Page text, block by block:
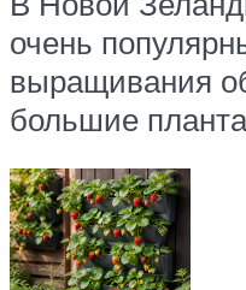
очень
выращивания
большие